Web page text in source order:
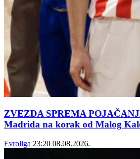
ZVEZDA SPREMA
Madrida na korak od Malog
Evroliga 23:20 08.08.2026.